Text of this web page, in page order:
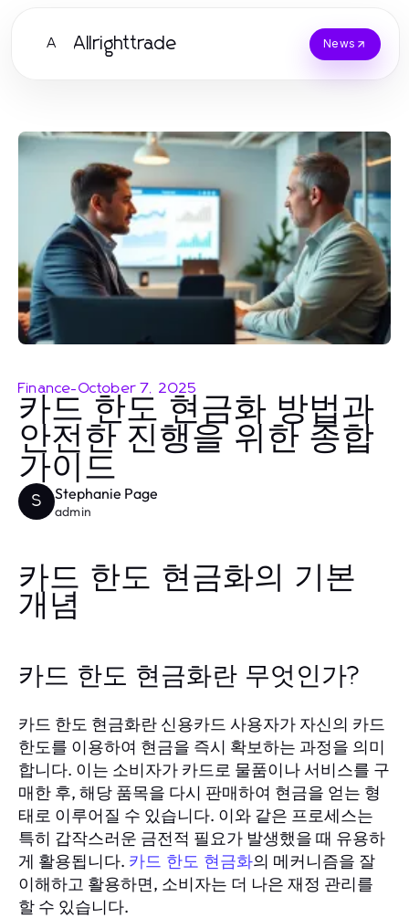
A Allrighttrade News
Finance-October 7, 2025
카드 한도 현금화 방법과
안전한 진행을 위한 종합
가이드
S Stephanie Page
admin
카드 한도 현금화의 기본
개념
카드 한도 현금화란 무엇인가?
카드 한도 현금화란 신용카드 사용자가 자신의 카드
한도를 이용하여 현금을 즉시 확보하는 과정을 의미
합니다. 이는 소비자가 카드로 물품이나 서비스를 구
매한 후, 해당 품목을 다시 판매하여 현금을 얻는 형
태로 이루어질 수 있습니다. 이와 같은 프로세스는
특히 갑작스러운 금전적 필요가 발생했을 때 유용하
게 활용됩니다. 카드 한도 현금화의 메커니즘을 잘
이해하고 활용하면, 소비자는 더 나은 재정 관리를
할 수 있습니다.